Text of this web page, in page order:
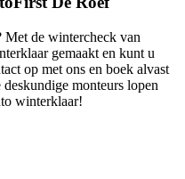
Met de wintercheck van
gemaakt en kunt u
op met ons en boek alvast
monteurs lopen
winterklaar!